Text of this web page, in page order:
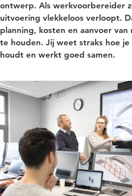
ontwerp. Als werkvoorbereider
uitvoering vlekkeloos verloopt.
planning, kosten en aanvoer
te houden. Jij weet straks hoe
houdt en werkt goed samen.